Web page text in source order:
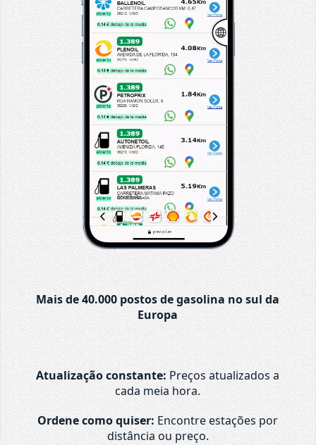
Mais de 40.000 postos de gasolina no sul da
Europa
Atualização constante: Preços atualizados a
cada meia hora.
Ordene como quiser: Encontre estações por
distância ou preço.